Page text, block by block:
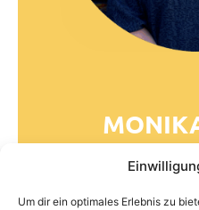
Um dir ein optimales Erlebnis zu
obere